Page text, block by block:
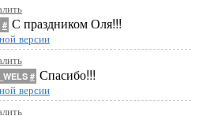
# С праздником Оля!!!
версии
# Спасибо!!!
версии